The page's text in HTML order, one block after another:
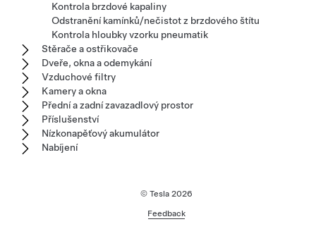
Kontrola brzdové kapaliny
Odstranění kamínků/nečistot z brzdového štítu
Kontrola hloubky vzorku pneumatik
Stěrače a ostřikovače
Dveře, okna a odemykání
Vzduchové filtry
Kamery a okna
Přední a zadní zavazadlový prostor
Příslušenství
Nízkonapěťový akumulátor
Nabíjení
© Tesla 2026
Feedback